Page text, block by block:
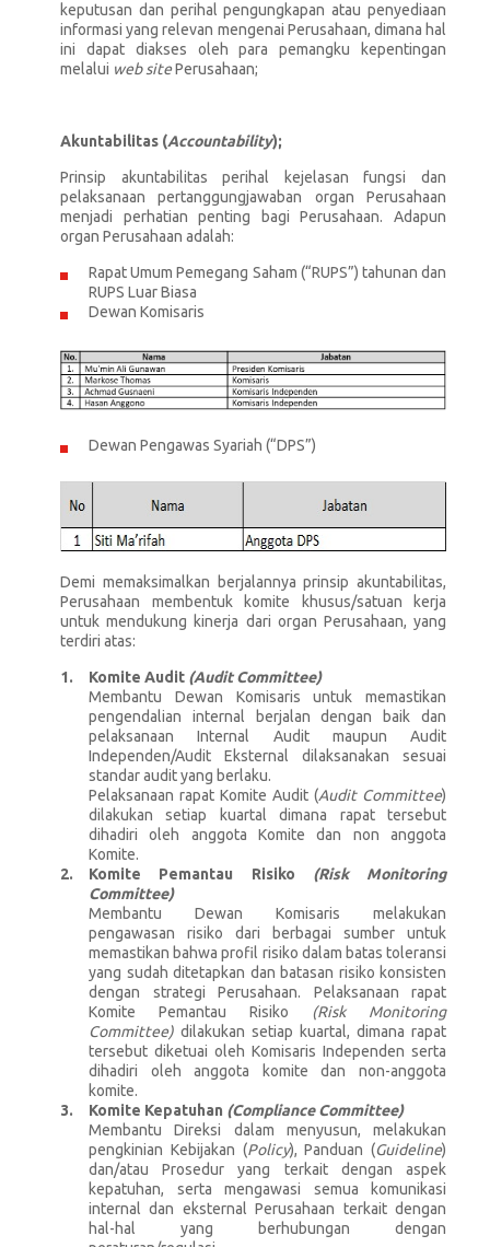
keputusan dan perihal pengungkapan atau penyediaan
informasi yang relevan mengenai Perusahaan, dimana hal
ini dapat diakses oleh para pemangku kepentingan
melalui web sitePerusahaan;
Akuntabilitas (Accountability);
Prinsip akuntabilitas perihal kejelasan fungsi dan
pelaksanaan pertanggungjawaban organ Perusahaan
menjadi perhatian penting bagi Perusahaan. Adapun
organ Perusahaan adalah:
Rapat Umum Pemegang Saham (“RUPS”) tahunan dan
RUPS Luar Biasa
Dewan Komisaris
Dewan Pengawas Syariah (“DPS”)
Demi memaksimalkan berjalannya prinsip akuntabilitas,
Perusahaan membentuk komite khusus/satuan kerja
untuk mendukung kinerja dari organ Perusahaan, yang
terdiri atas:
Komite Audit (Audit Committee)
Membantu Dewan Komisaris untuk memastikan
pengendalian internal berjalan dengan baik dan
pelaksanaan Internal Audit maupun Audit
Independen/Audit Eksternal dilaksanakan sesuai
standar audit yang berlaku.
Pelaksanaan rapat Komite Audit (Audit Committee)
dilakukan setiap kuartal dimana rapat tersebut
dihadiri oleh anggota Komite dan non anggota
Komite.
Komite Pemantau Risiko (Risk Monitoring
Committee)
Membantu Dewan Komisaris melakukan
pengawasan risiko dari berbagai sumber untuk
memastikan bahwa profil risiko dalam batas toleransi
yang sudah ditetapkan dan batasan risiko konsisten
dengan strategi Perusahaan. Pelaksanaan rapat
Komite Pemantau Risiko (Risk Monitoring
Committee) dilakukan setiap kuartal, dimana rapat
tersebut diketuai oleh Komisaris Independen serta
dihadiri oleh anggota komite dan non-anggota
komite.
Komite Kepatuhan (Compliance Committee)
Membantu Direksi dalam menyusun, melakukan
pengkinian Kebijakan (Policy), Panduan (Guideline)
dan/atau Prosedur yang terkait dengan aspek
kepatuhan, serta mengawasi semua komunikasi
internal dan eksternal Perusahaan terkait dengan
hal-hal yang berhubungan dengan